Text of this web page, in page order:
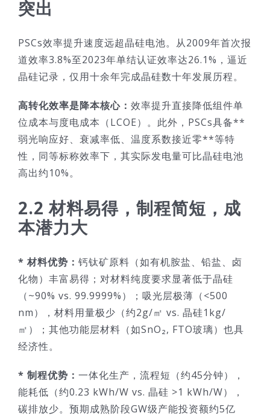
突出
PSCs效率提升速度远超晶硅电池。从2009年首次报
道效率3.8%至2023年单结认证效率达26.1%，逼近
晶硅记录，仅用十余年完成晶硅数十年发展历程。
高转化效率是降本核心： 效率提升直接降低组件单
位成本与度电成本（LCOE）。此外，PSCs具备**
弱光响应好、衰减率低、温度系数接近零**等特
性，同等标称效率下，其实际发电量可比晶硅电池
高出约10%。
2.2 材料易得，制程简短，成
本潜力大
* 材料优势： 钙钛矿原料（如有机胺盐、铅盐、卤
化物）丰富易得；对材料纯度要求显著低于晶硅
（~90% vs. 99.9999%）；吸光层极薄（<500
nm），材料用量极少（约2g/㎡ vs. 晶硅1kg/
㎡）；其他功能层材料（如SnO₂, FTO玻璃）也具
经济性。
* 制程优势： 一体化生产，流程短（约45分钟），
能耗低（约0.23 kWh/W vs. 晶硅 >1 kWh/W），
碳排放少。预期成熟阶段GW级产能投资额约5亿